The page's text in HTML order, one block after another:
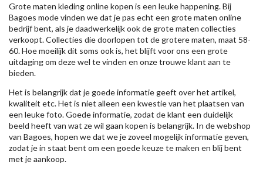
Grote maten kleding online kopen is een leuke happening. Bij
Bagoes mode vinden we dat je pas echt een grote maten online
bedrijf bent, als je daadwerkelijk ook de grote maten collecties
verkoopt. Collecties die doorlopen tot de grotere maten, maat 58-
60. Hoe moeilijk dit soms ook is, het blijft voor ons een grote
uitdaging om deze wel te vinden en onze trouwe klant aan te
bieden.
Het is belangrijk dat je goede informatie geeft over het artikel,
kwaliteit etc. Het is niet alleen een kwestie van het plaatsen van
een leuke foto. Goede informatie, zodat de klant een duidelijk
beeld heeft van wat ze wil gaan kopen is belangrijk. In de webshop
van Bagoes, hopen we dat we je zoveel mogelijk informatie geven,
zodat je in staat bent om een goede keuze te maken en blij bent
met je aankoop.